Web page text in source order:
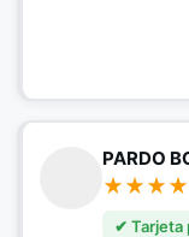
PARDO
✔ Tarjeta